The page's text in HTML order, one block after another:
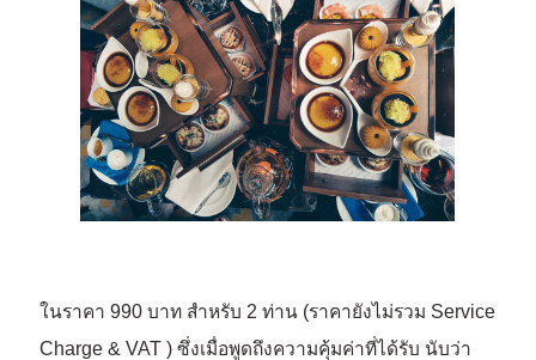
ในราคา 990 บาท สำหรับ 2 ท่าน (ราคายังไม่รวม Service
Charge & VAT ) ซึ่งเมื่อพูดถึงความคุ้มค่าที่ได้รับ นับว่า